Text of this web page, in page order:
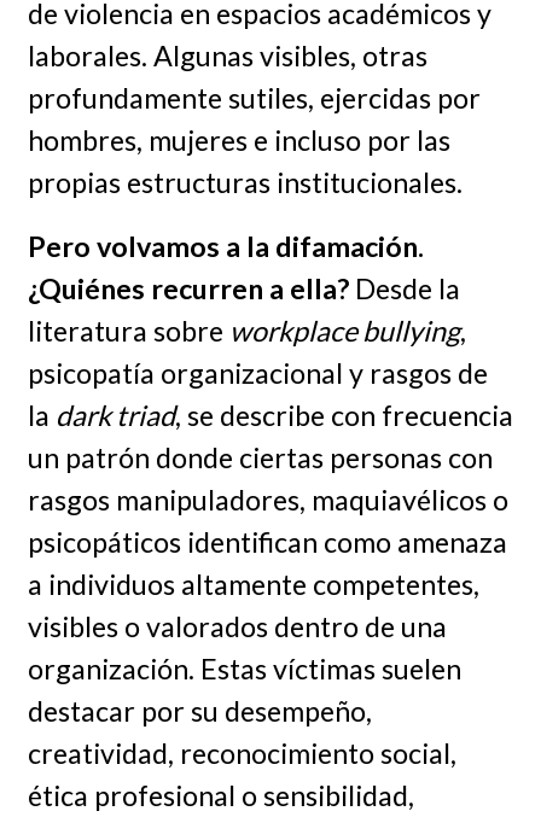
de violencia en espacios académicos y
laborales. Algunas visibles, otras
profundamente sutiles, ejercidas por
hombres, mujeres e incluso por las
propias estructuras institucionales.
Pero volvamos a la difamación.
¿Quiénes recurren a ella?Desde la
literatura sobre workplace bullying,
psicopatía organizacional y rasgos de
la dark triad, se describe con frecuencia
un patrón donde ciertas personas con
rasgos manipuladores, maquiavélicos o
psicopáticos identifican como amenaza
a individuos altamente competentes,
visibles o valorados dentro de una
organización. Estas víctimas suelen
destacar por su desempeño,
creatividad, reconocimiento social,
ética profesional o sensibilidad,